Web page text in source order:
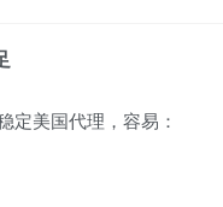
定美国代理，容易：